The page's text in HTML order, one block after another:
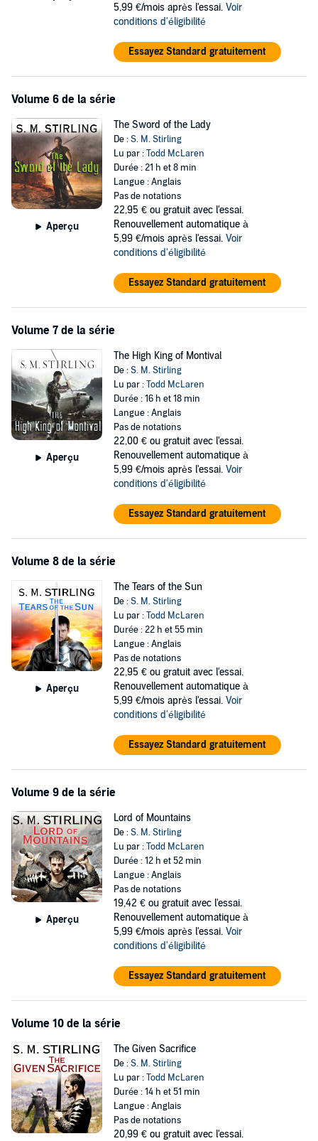
5,99 €/mois après l'essai. Voir
conditions d'éligibilité
Essayez Standard gratuitement
Volume 6 de la série
Aperçu
The Sword of the Lady
De :S. M. Stirling
Lu par :Todd McLaren
Durée : 21 h et 8 min
Langue : Anglais
Pas de notations
22,95 € ou gratuit avec l'essai.
Renouvellement automatique à
5,99 €/mois après l'essai. Voir
conditions d'éligibilité
Essayez Standard gratuitement
Volume 7 de la série
Aperçu
The High King of Montival
De :S. M. Stirling
Lu par :Todd McLaren
Durée : 16 h et 18 min
Langue : Anglais
Pas de notations
22,00 € ou gratuit avec l'essai.
Renouvellement automatique à
5,99 €/mois après l'essai. Voir
conditions d'éligibilité
Essayez Standard gratuitement
Volume 8 de la série
Aperçu
The Tears of the Sun
De :S. M. Stirling
Lu par :Todd McLaren
Durée : 22 h et 55 min
Langue : Anglais
Pas de notations
22,95 € ou gratuit avec l'essai.
Renouvellement automatique à
5,99 €/mois après l'essai. Voir
conditions d'éligibilité
Essayez Standard gratuitement
Volume 9 de la série
Aperçu
Lord of Mountains
De :S. M. Stirling
Lu par :Todd McLaren
Durée : 12 h et 52 min
Langue : Anglais
Pas de notations
19,42 € ou gratuit avec l'essai.
Renouvellement automatique à
5,99 €/mois après l'essai. Voir
conditions d'éligibilité
Essayez Standard gratuitement
Volume 10 de la série
The Given Sacrifice
De :S. M. Stirling
Lu par :Todd McLaren
Durée : 14 h et 51 min
Langue : Anglais
Pas de notations
20,99 € ou gratuit avec l'essai.